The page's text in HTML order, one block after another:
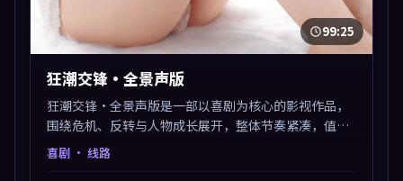
99:25
狂潮交锋·全景声版
狂潮交锋·全景声版是一部以喜剧为核心的影视作品，
围绕危机、反转与人物成长展开，整体节奏紧凑，值得
推荐观看。
喜剧 · 线路